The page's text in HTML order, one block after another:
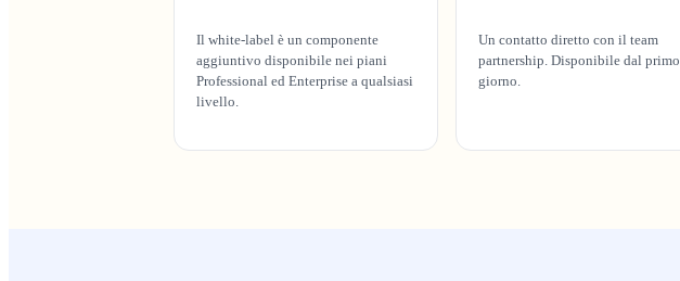
Il white-label è un componente
aggiuntivo disponibile nei piani
Professional ed Enterprise a qualsiasi
livello.
Un contatto diretto con il team
partnership. Disponibile dal primo
giorno.